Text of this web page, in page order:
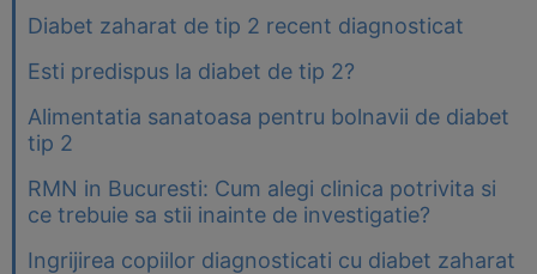
Diabet zaharat de tip 2 recent diagnosticat
Esti predispus la diabet de tip 2?
Alimentatia sanatoasa pentru bolnavii de diabet
tip 2
RMN in Bucuresti: Cum alegi clinica potrivita si
ce trebuie sa stii inainte de investigatie?
Ingrijirea copiilor diagnosticati cu diabet zaharat